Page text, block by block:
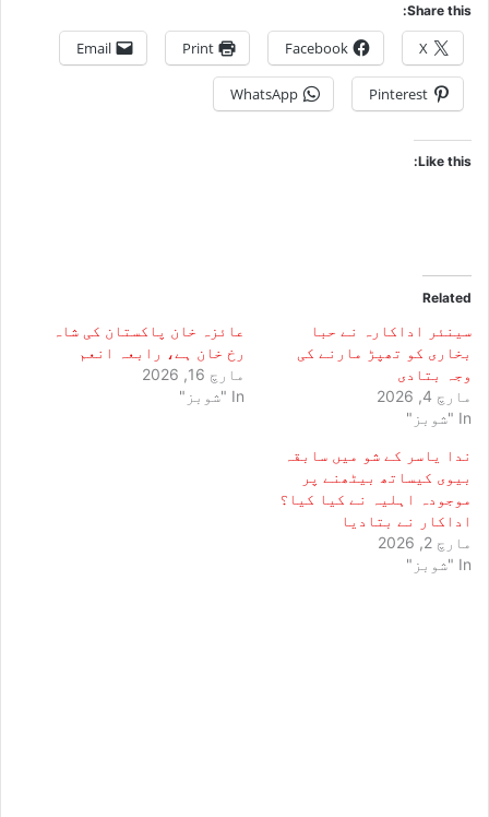
Share this:
X
Facebook
Print
Email
Pinterest
WhatsApp
Like this:
Related
سینئر اداکارہ نے حبا
بخاری کو تھپڑ مارنے کی
وجہ بتادی
مارچ 4, 2026
In "شوبز"
عائزہ خان پاکستان کی شاہ
رخ خان ہے، رابعہ انعم
مارچ 16, 2026
In "شوبز"
ندا یاسر کے شو میں سابقہ
بیوی کیساتھ بیٹھنے پر
موجودہ اہلیہ نے کیا کیا؟
اداکار نے بتادیا
مارچ 2, 2026
In "شوبز"